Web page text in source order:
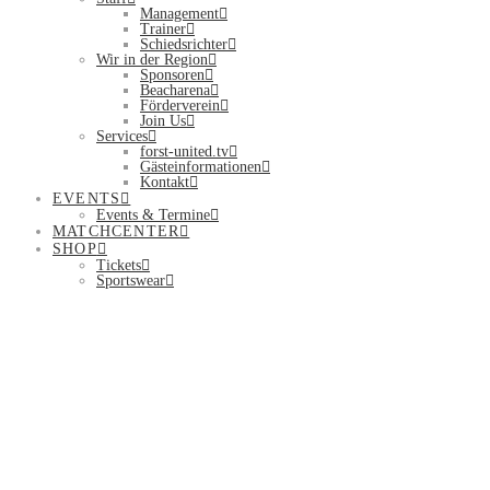
Management
Trainer
Schiedsrichter
Wir in der Region
Sponsoren
Beacharena
Förderverein
Join Us
Services
forst-united.tv
Gästeinformationen
Kontakt
EVENTS
Events & Termine
MATCHCENTER
SHOP
Tickets
Sportswear